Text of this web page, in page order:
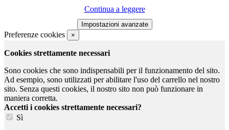
Continua a leggere
Preferenze cookies ×
Cookies strettamente necessari
Sono cookies che sono indispensabili per il funzionamento del sito.
Ad esempio, sono utilizzati per abilitare l'uso del carrello nel nostro
sito. Senza questi cookies, il nostro sito non può funzionare in
maniera corretta.
Accetti i cookies strettamente necessari?
Sì